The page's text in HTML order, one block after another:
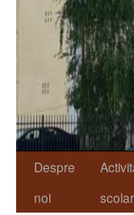
Despre
noi